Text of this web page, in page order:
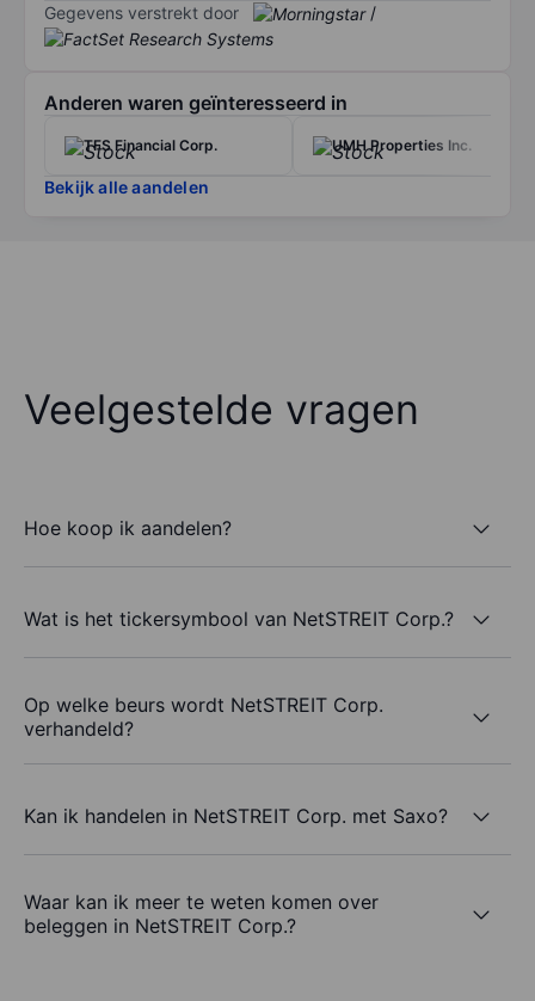
Gegevens verstrekt door /
Anderen waren geïnteresseerd in
TFS Financial Corp. UMH Properties Inc.
Bekijk alle aandelen
Veelgestelde vragen
Hoe koop ik aandelen?
Wat is het tickersymbool van NetSTREIT Corp.?
Op welke beurs wordt NetSTREIT Corp.
verhandeld?
Kan ik handelen in NetSTREIT Corp. met Saxo?
Waar kan ik meer te weten komen over
beleggen in NetSTREIT Corp.?